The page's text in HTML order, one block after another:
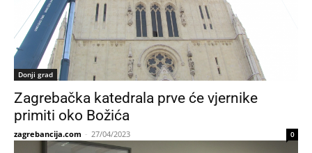
Donji grad
Zagrebačka katedrala prve će vjernike
primiti oko Božića
zagrebancija.com - 27/04/2023 0